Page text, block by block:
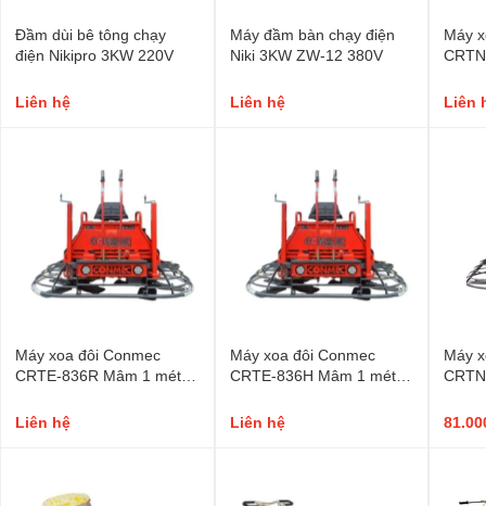
Đầm dùi bê tông chạy
điện Nikipro 3KW 220V
Liên hệ
Máy đầm bàn chạy điện
Niki 3KW ZW-12 380V
Liên hệ
Máy
Liên
Máy xoa đôi Conmec
CRTE-836R Mâm 1 mét
Liên hệ
Máy xoa đôi Conmec
CRTE-836H Mâm 1 mét
Liên hệ
Máy